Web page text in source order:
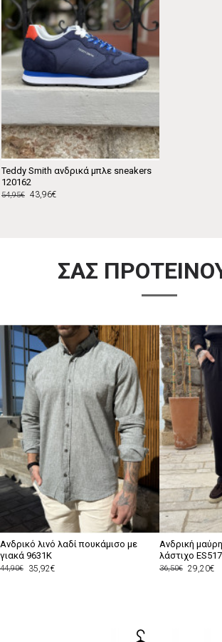
Teddy Smith ανδρικά μπλε sneakers
120162
43,96€
54,95€
ΣΑΣ
Ανδρικό λινό λαδί πουκάμισο με
γιακά 9631K
35,92€
44,90€
Ανδρική
λάστιχο ES517
29,20€
36,50€